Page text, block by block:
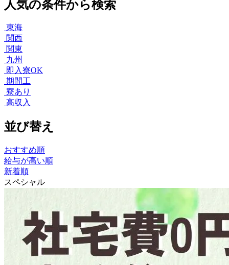
人気の条件から検索
東海
関西
関東
九州
即入寮OK
期間工
寮あり
高収入
並び替え
おすすめ順
給与が高い順
新着順
スペシャル